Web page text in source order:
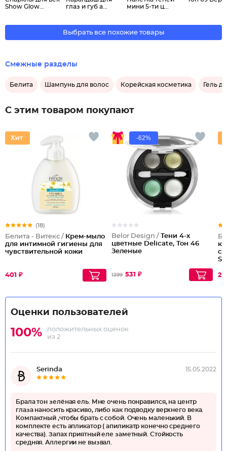
Show Glow...
глаз и губ а...
мини 5-ти ц...
Выбрать все похожие товары
Смежные разделы
Белита Шампунь для волос Корейская косметика Гель
С этим товаром покупают
(18)
Белита - Витекс / Крем-мыло
для интимной гигиены для
чувствительной кожи
401 ₽
-62%
Belor Design / Тени 4-х
цветные Delicate, Тон 46
Зеленые
1399 531 ₽
Оценки пользователей
100%
положительных оценок
из 2
Serinda 15.05.2022
Брала тон зелёная ель. Мне очень понравился, на центр
глаза наносить красиво, либо как подводку верхнего века.
Компактный ,чтобы брать с собой. Очень маленький. В
комплекте есть апликатор ( апиликатр конечно среднего
качества). Запах приятный еле заметный. Стойкость
средняя. Аллергии не вызвал.